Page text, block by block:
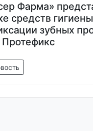
Фарма»
средств
зубных